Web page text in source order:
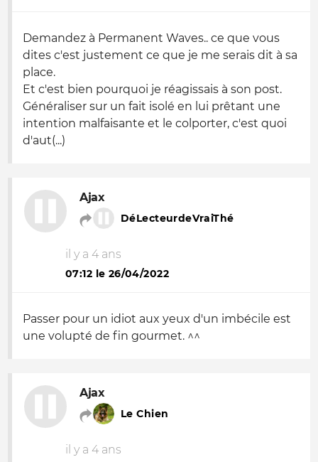
Demandez à Permanent Waves.. ce que vous
dites c'est justement ce que je me serais dit à sa
place.
Et c'est bien pourquoi je réagissais à son post.
Généraliser sur un fait isolé en lui prêtant une
intention malfaisante et le colporter, c'est quoi
d'aut(...)
Ajax
DéLecteurdeVraiThé
il y a 4 ans
07:12 le 26/04/2022
Passer pour un idiot aux yeux d'un imbécile est
une volupté de fin gourmet. ^^
Ajax
Le Chien
il y a 4 ans